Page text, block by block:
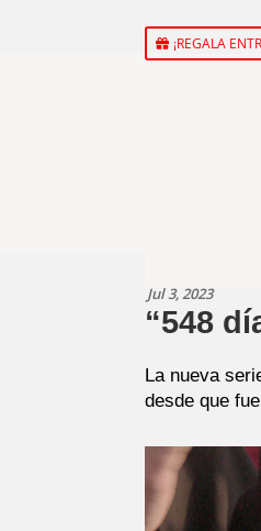
¡REGALA
Jul 3, 2023
“548
La nueva
desde que